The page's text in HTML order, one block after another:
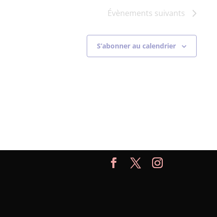
Évènements suivants
S’abonner au calendrier